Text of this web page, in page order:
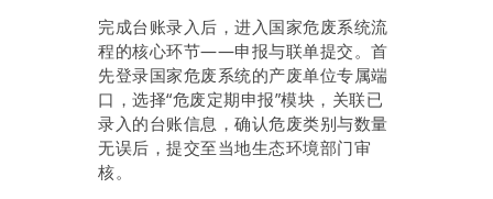
完成台账录入后，进入国家危废系统流
程的核心环节——申报与联单提交。首
先登录国家危废系统的产废单位专属端
口，选择“危废定期申报”模块，关联已
录入的台账信息，确认危废类别与数量
无误后，提交至当地生态环境部门审
核。